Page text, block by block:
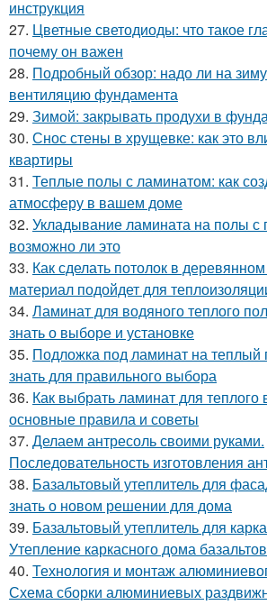
инструкция
27. Цветные светодиоды: что такое
почему он важен
28. Подробный обзор: надо ли на
вентиляцию фундамента
29. Зимой: закрывать продухи в
30. Снос стены в хрущевке: как это
квартиры
31. Теплые полы с ламинатом: как
атмосферу в вашем доме
32. Укладывание ламината на полы с
возможно ли это
33. Как сделать потолок в
материал подойдет для
34. Ламинат для водяного теплого
знать о выборе и установке
35. Подложка под ламинат на теплый
знать для правильного выбора
36. Как выбрать ламинат для теплого
основные правила и советы
37. Делаем антресоль своими руками.
Последовательность изготовления
38. Базальтовый утеплитель для
знать о новом решении для дома
39. Базальтовый утеплитель для
Утепление каркасного дома
40. Технология и монтаж
Схема сборки алюминиевых